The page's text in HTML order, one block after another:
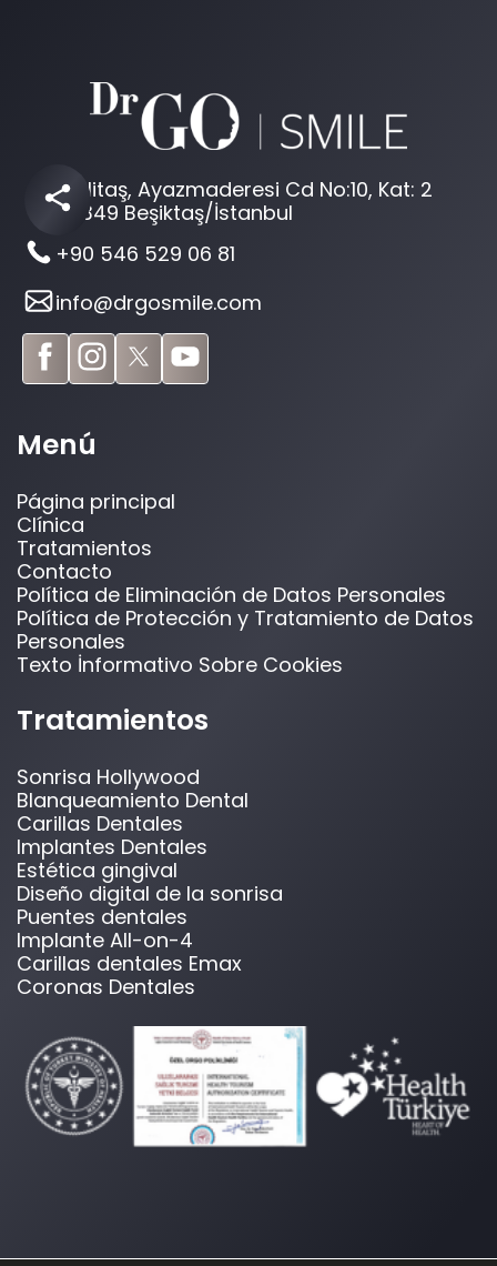
Dikilitaş, Ayazmaderesi Cd No:10, Kat: 2
34349 Beşiktaş/İstanbul
+90 546 529 06 81
info@drgosmile.com
Menú
Página principal
Clínica
Tratamientos
Contacto
Política de Eliminación de Datos Personales
Política de Protección y Tratamiento de Datos
Personales
Texto İnformativo Sobre Cookies
Tratamientos
Sonrisa Hollywood
Blanqueamiento Dental
Carillas Dentales
Implantes Dentales
Estética gingival
Diseño digital de la sonrisa
Puentes dentales
Implante All-on-4
Carillas dentales Emax
Coronas Dentales